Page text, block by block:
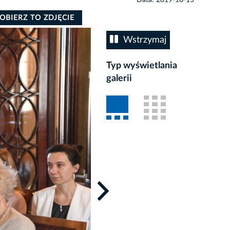
Wstrzymaj
Typ wyświetlania
galerii
TO ZDJĘCIE